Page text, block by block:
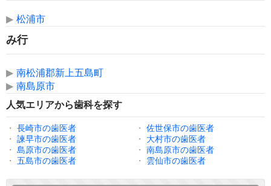
▶ 松浦市
み行
▶ 南松浦郡新上五島町
▶ 南島原市
人気エリアから歯科を探す
・ 長崎市の歯医者 ・
佐世保市の歯医者
・
諫早市の歯医者 ・
大村市の歯医者
・
島原市の歯医者 ・
南島原市の歯医者
・
五島市の歯医者 ・ 雲仙市の歯医者